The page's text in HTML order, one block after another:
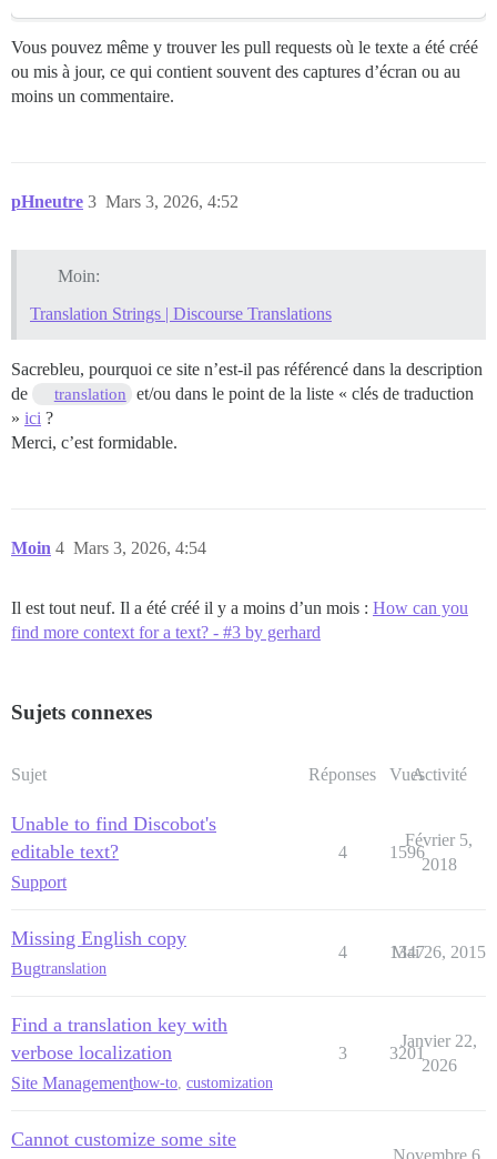
Vous pouvez même y trouver les pull requests où le texte a été créé
ou mis à jour, ce qui contient souvent des captures d’écran ou au
moins un commentaire.
pHneutre Mars 3, 2026, 4:52
3
Moin:
Translation Strings | Discourse Translations
Sacrebleu, pourquoi ce site n’est-il pas référencé dans la description
de
translation
et/ou dans le point de la liste « clés de traduction
» ici ?
Merci, c’est formidable.
Moin Mars 3, 2026, 4:54
4
Il est tout neuf. Il a été créé il y a moins d’un mois : How can you
find more context for a text? - #3 by gerhard
Sujets connexes
Sujet Réponses VuesActivité
Unable to find Discobot's
editable text?
Support
4 1596
Février 5,
2018
Missing English copy
Bugtranslation
4 1347
Mai 26, 2015
Find a translation key with
verbose localization
Site Managementhow-to, customization
3 3201
Janvier 22,
2026
Cannot customize some site
Novembre 6,